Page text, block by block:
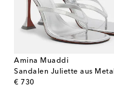
Amina Muaddi
€ 730
original price